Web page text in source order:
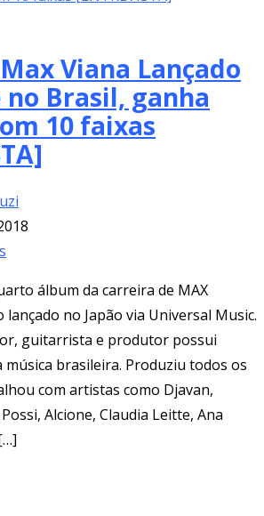
Viana Lançado
no Brasil, ganha
10 faixas
álbum da carreira de MAX
no Japão via Universal Music.
guitarrista e produtor possui
música brasileira. Produziu todos os
com artistas como Djavan,
Alcione, Claudia Leitte, Ana